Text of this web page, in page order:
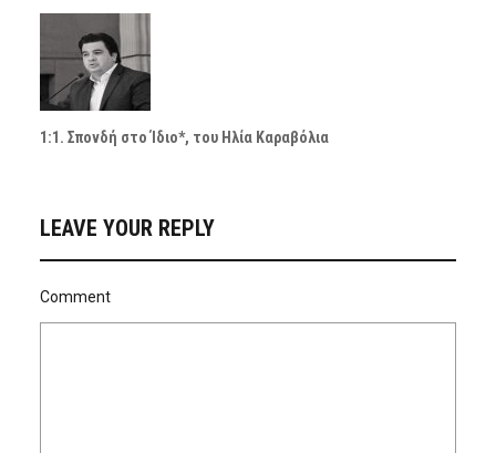
1:1. Σπονδή στο Ίδιο*, του Ηλία Καραβόλια
LEAVE YOUR REPLY
Comment